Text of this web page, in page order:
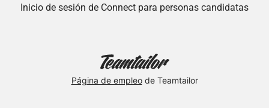
Inicio de sesión de Connect para personas candidatas
Página de empleode Teamtailor